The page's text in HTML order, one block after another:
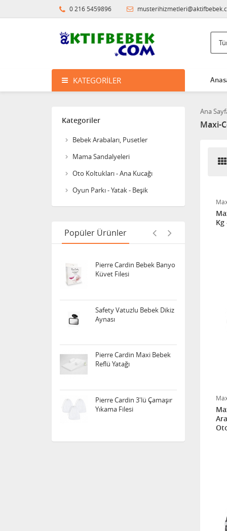
0 216 5459896
KATEGORILER
Kategoriler
Bebek Arabaları, Pusetler
Mama Sandalyeleri
Oto Koltukları - Ana Kucağı
Oyun Parkı - Yatak - Beşik
Popüler Ürünler
Yıkama Filesi
Sozzy Toys Neşeli Banyo
Oyuncakları Sevimli
Hayvanlar 5'li
Sema Baby Yatak Cibinliği
Ekru
Sema Baby Eko Banyo
8682476853070
Küvet Filesi
Safety Vatuzlu Bebek Dikiz
Aynası
Pierre Cardin Maxi Bebek
Reflü Yatağı
Pierre Cardin 3'lü Çamaşır
Yıkama Filesi
Sozzy Toys Neşeli Banyo
Oyuncakları Sevimli
Ana
Maxi-